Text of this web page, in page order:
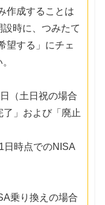
作成することは
時に、つみたて
望する」にチェ
（土日祝の場合
」および「廃止
日時点でのNISA
乗り換えの場合